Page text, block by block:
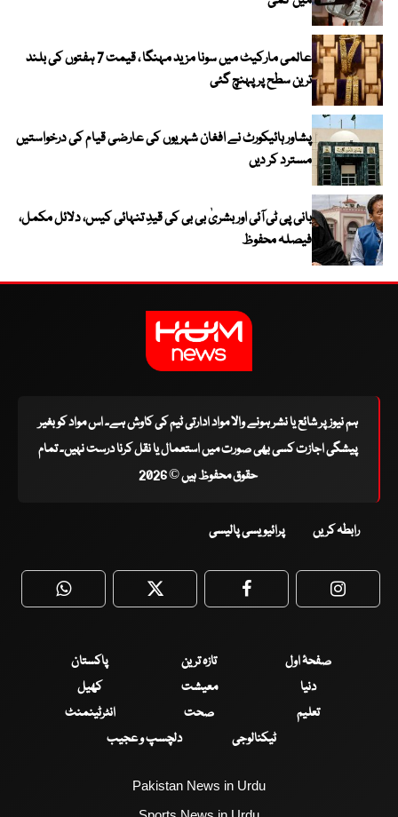
عالمی مارکیٹ میں سونا مزید مہنگا ، قیمت 7 ہفتوں کی بلند
ترین سطح پر پہنچ گئی
پشاور ہائیکورٹ نے افغان شہریوں کی عارضی قیام کی درخواستیں
مسترد کر دیں
بانی پی ٹی آئی اور بشریٰ بی بی کی قیدِ تنہائی کیس، دلائل مکمل،
فیصلہ محفوظ
ہم نیوز پر شائع یا نشر ہونے والا مواد ادارتی ٹیم کی کاوش ہے۔ اس مواد کو بغیر
پیشگی اجازت کسی بھی صورت میں استعمال یا نقل کرنا درست نہیں۔ تمام
حقوق محفوظ ہیں © 2026
رابطہ کریں پرائیویسی پالیسی
WhatsApp Twitter Facebook
صفحۂ اول تازہ ترین
پاکستان
دنیا
معیشت
کھیل
تعلیم
صحت
انٹرٹینمنٹ
ٹیکنالوجی
دلچسپ و عجیب
Pakistan News in Urdu